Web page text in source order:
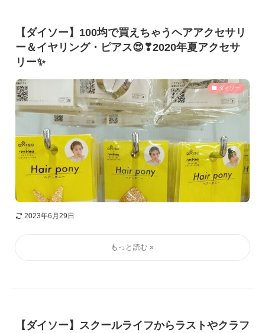
【ダイソー】100均で買えちゃうヘアアクセサリ
ー＆イヤリング・ピアス😍❣2020年夏アクセサ
リー✨
ダイソー
2023年6月29日
【ダイソー】スクールライフからラストやクラフ